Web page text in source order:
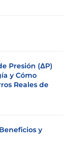
Presión (ΔP)
y Cómo
Reales de
y